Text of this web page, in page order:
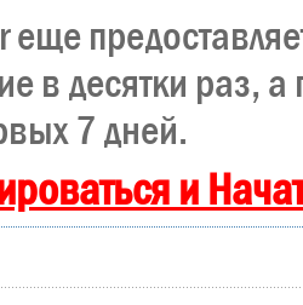
еще
в десятки раз, а
7 дней.
и